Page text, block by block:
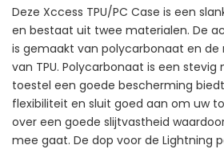
Deze Xccess TPU/PC Case is een
en bestaat uit twee materialen. De
is gemaakt van polycarbonaat en de
van TPU. Polycarbonaat is een
toestel een goede bescherming
flexibiliteit en sluit goed aan om uw
over een goede slijtvastheid
mee gaat. De dop voor de Lightning